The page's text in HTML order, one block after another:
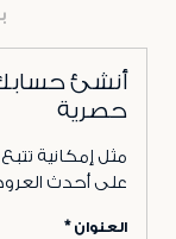
أنشئ حسابك
حصرية
مثل إمكانية
على أحدث
العنوان